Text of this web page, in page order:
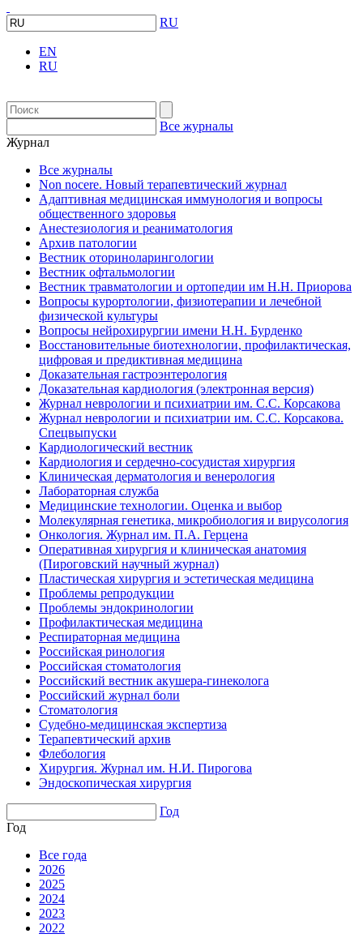
RU
EN
RU
Все журналы
Журнал
Все журналы
Non nocere. Новый терапевтический журнал
Адаптивная медицинская иммунология и вопросы
общественного здоровья
Анестезиология и реаниматология
Архив патологии
Вестник оториноларингологии
Вестник офтальмологии
Вестник травматологии и ортопедии им Н.Н. Приорова
Вопросы курортологии, физиотерапии и лечебной
физической культуры
Вопросы нейрохирургии имени Н.Н. Бурденко
Восстановительные биотехнологии, профилактическая,
цифровая и предиктивная медицина
Доказательная гастроэнтерология
Доказательная кардиология (электронная версия)
Журнал неврологии и психиатрии им. С.С. Корсакова
Журнал неврологии и психиатрии им. С.С. Корсакова.
Спецвыпуски
Кардиологический вестник
Кардиология и сердечно-сосудистая хирургия
Клиническая дерматология и венерология
Лабораторная служба
Медицинские технологии. Оценка и выбор
Молекулярная генетика, микробиология и вирусология
Онкология. Журнал им. П.А. Герцена
Оперативная хирургия и клиническая анатомия
(Пироговский научный журнал)
Пластическая хирургия и эстетическая медицина
Проблемы репродукции
Проблемы эндокринологии
Профилактическая медицина
Респираторная медицина
Российская ринология
Российская стоматология
Российский вестник акушера-гинеколога
Российский журнал боли
Стоматология
Судебно-медицинская экспертиза
Терапевтический архив
Флебология
Хирургия. Журнал им. Н.И. Пирогова
Эндоскопическая хирургия
Год
Год
Все года
2026
2025
2024
2023
2022